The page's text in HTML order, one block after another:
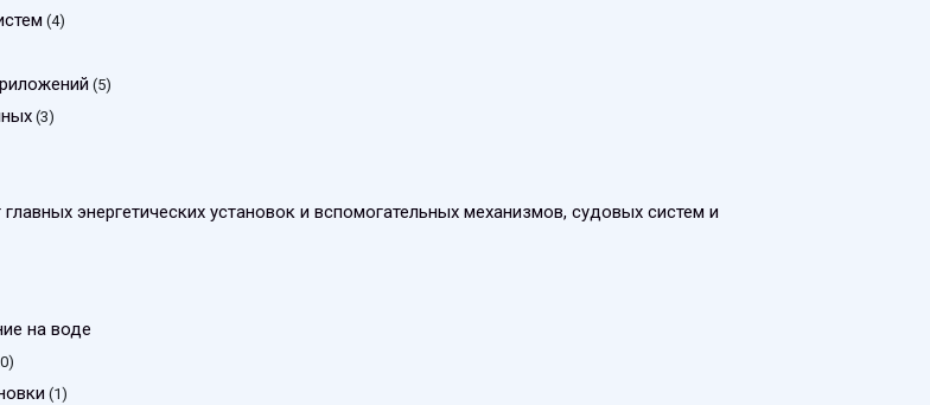
(4)
(5)
(3)
энергетических установок и вспомогательных механизмов, судовых систем и
на воде
(1)